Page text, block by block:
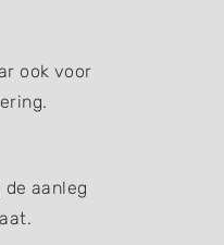
ook voor
aanleg